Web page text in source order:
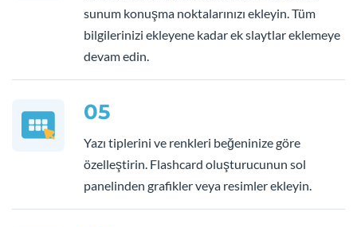
sunum konuşma noktalarınızı ekleyin. Tüm
bilgilerinizi ekleyene kadar ek slaytlar eklemeye
devam edin.
05
Yazı tiplerini ve renkleri beğeninize göre
özelleştirin. Flashcard oluşturucunun sol
panelinden grafikler veya resimler ekleyin.